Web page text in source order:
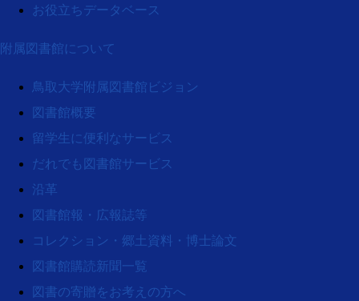
お役立ちデータベース
附属図書館について
鳥取大学附属図書館ビジョン
図書館概要
留学生に便利なサービス
だれでも図書館サービス
沿革
図書館報・広報誌等
コレクション・郷土資料・博士論文
図書館購読新聞一覧
図書の寄贈をお考えの方へ